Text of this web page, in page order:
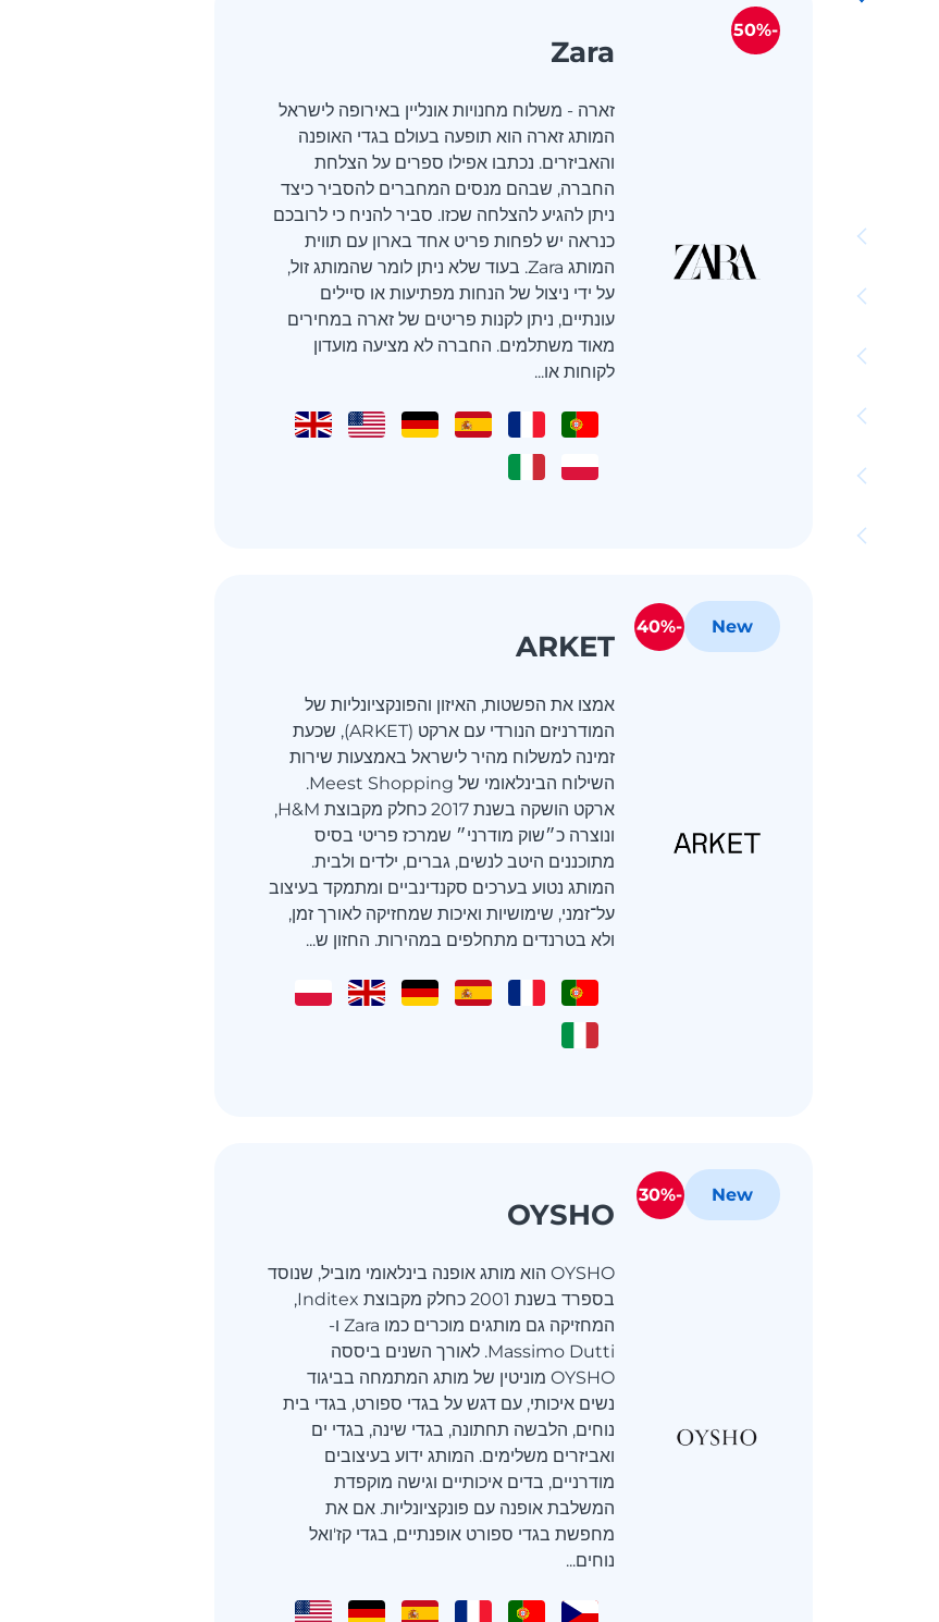
Zara
זארה - משלוח מחנויות אונליין באירופה לישראל
המותג זארה הוא תופעה בעולם בגדי האופנה
והאביזרים. נכתבו אפילו ספרים על הצלחת
החברה, שבהם מנסים המחברים להסביר כיצד
ניתן להגיע להצלחה שכזו. סביר להניח כי לרובכם
כנראה יש לפחות פריט אחד בארון עם תווית
המותג Zara. בעוד שלא ניתן לומר שהמותג זול,
על ידי ניצול של הנחות מפתיעות או סיילים
עונתיים, ניתן לקנות פריטים של זארה במחירים
מאוד משתלמים. החברה לא מציעה מועדון
לקוחות או...
-50%
ARKET
אמצו את הפשטות, האיזון והפונקציונליות של
המודרניזם הנורדי עם ארקט (ARKET), שכעת
זמינה למשלוח מהיר לישראל באמצעות שירות
השילוח הבינלאומי של Meest Shopping.
ארקט הושקה בשנת 2017 כחלק מקבוצת H&M,
ונוצרה כ״שוק מודרני״ שמרכז פריטי בסיס
מתוכננים היטב לנשים, גברים, ילדים ולבית.
המותג נטוע בערכים סקנדינביים ומתמקד בעיצוב
על־זמני, שימושיות ואיכות שמחזיקה לאורך זמן,
ולא בטרנדים מתחלפים במהירות. החזון ש...
New
-40%
OYSHO
OYSHO הוא מותג אופנה בינלאומי מוביל, שנוסד
בספרד בשנת 2001 כחלק מקבוצת Inditex,
המחזיקה גם מותגים מוכרים כמו Zara ו-
Massimo Dutti. לאורך השנים ביססה
OYSHO מוניטין של מותג המתמחה בביגוד
נשים איכותי, עם דגש על בגדי ספורט, בגדי בית
נוחים, הלבשה תחתונה, בגדי שינה, בגדי ים
ואביזרים משלימים. המותג ידוע בעיצובים
מודרניים, בדים איכותיים וגישה מוקפדת
המשלבת אופנה עם פונקציונליות. אם את
מחפשת בגדי ספורט אופנתיים, בגדי קז'ואל
נוחים...
New
-30%